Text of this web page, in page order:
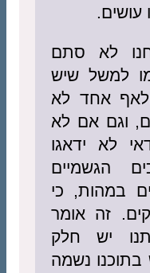
עושים.
לא סתם
למשל שיש
ולאף אחד לא
וגם אם לא
לא ידאגו
הגשמיים
במהות, כי
זה אומר
יש חלק
בתוכנו נשמה